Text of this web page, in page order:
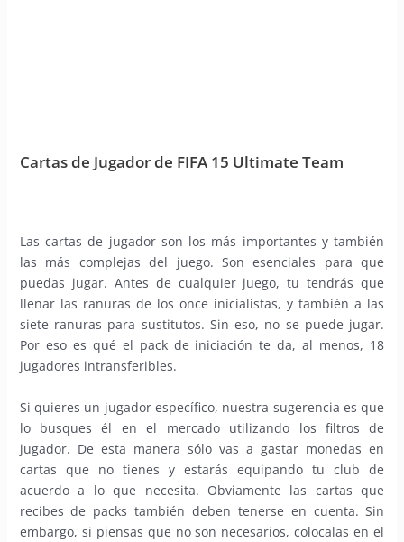
Cartas de Jugador de FIFA 15 Ultimate Team
Las cartas de jugador son los más importantes y también
las más complejas del juego. Son esenciales para que
puedas jugar. Antes de cualquier juego, tu tendrás que
llenar las ranuras de los once inicialistas, y también a las
siete ranuras para sustitutos. Sin eso, no se puede jugar.
Por eso es qué el pack de iniciación te da, al menos, 18
jugadores intransferibles.
Si quieres un jugador específico, nuestra sugerencia es que
lo busques él en el mercado utilizando los filtros de
jugador. De esta manera sólo vas a gastar monedas en
cartas que no tienes y estarás equipando tu club de
acuerdo a lo que necesita. Obviamente las cartas que
recibes de packs también deben tenerse en cuenta. Sin
embargo, si piensas que no son necesarios, colocalas en el